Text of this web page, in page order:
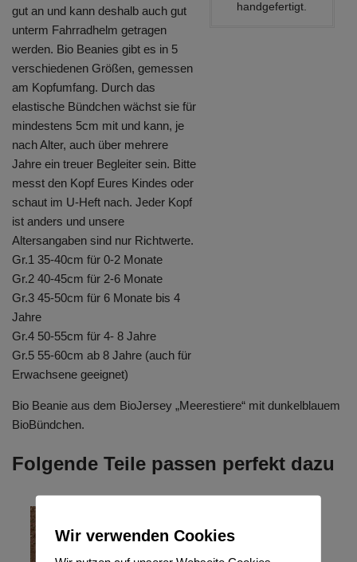
gut an und kann deshalb auch gut
unterm Fahrradhelm getragen
werden. Bio Beanies gibt es in 5
verschiedenen Größen, gemessen
am Kopfumfang. Durch das
elastische Bündchen wächst sie für
mindestens 5cm mit und kann, je
nach Alter, auch über mehrere
Jahre ein treuer Begleiter sein. Bitte
messt den Kopf Eures Kindes oder
schaut im U-Heft nach. Jeder Kopf
ist anders und unsere
Altersangaben sind nur Richtwerte.
Gr.1 35-40cm für 0-2 Monate
Gr.2 40-45cm für 2-6 Monate
Gr.3 45-50cm für 6 Monate bis 4
Jahre
Gr.4 50-55cm für 4- 8 Jahre
Gr.5 55-60cm ab 8 Jahre (auch für
Erwachsene geeignet)
handgefertigt.
Bio Beanie aus dem BioJersey „Meerestiere“ mit dunkelblauem
BioBündchen.
Folgende Teile passen perfekt dazu
Wir verwenden Cookies